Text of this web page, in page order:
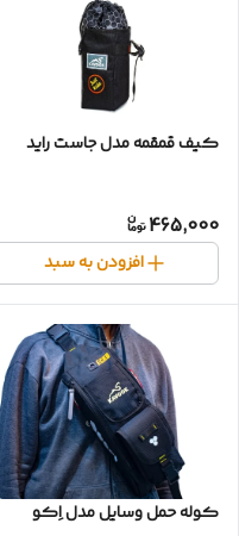
کیف قمقمه مدل جاست راید
465,000
افزودن به سبد
کوله حمل وسایل مدل اِکو